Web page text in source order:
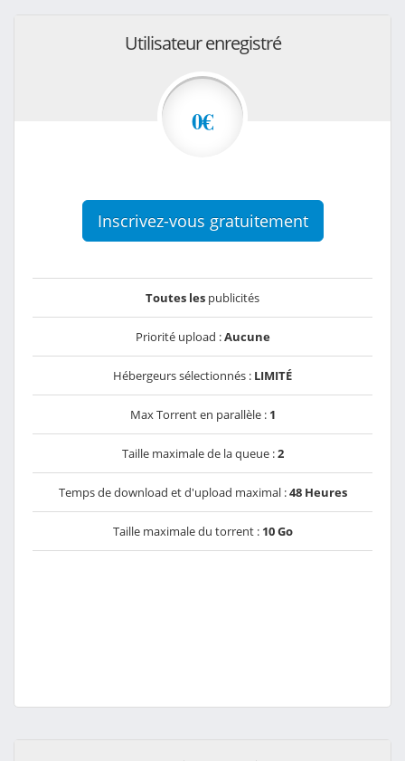
Utilisateur enregistré
0€
Inscrivez-vous gratuitement
Toutes les publicités
Priorité upload :Aucune
Hébergeurs sélectionnés : LIMITÉ
Max Torrent en parallèle : 1
Taille maximale de la queue :2
Temps de download et d'upload maximal :48 Heures
Taille maximale du torrent : 10 Go